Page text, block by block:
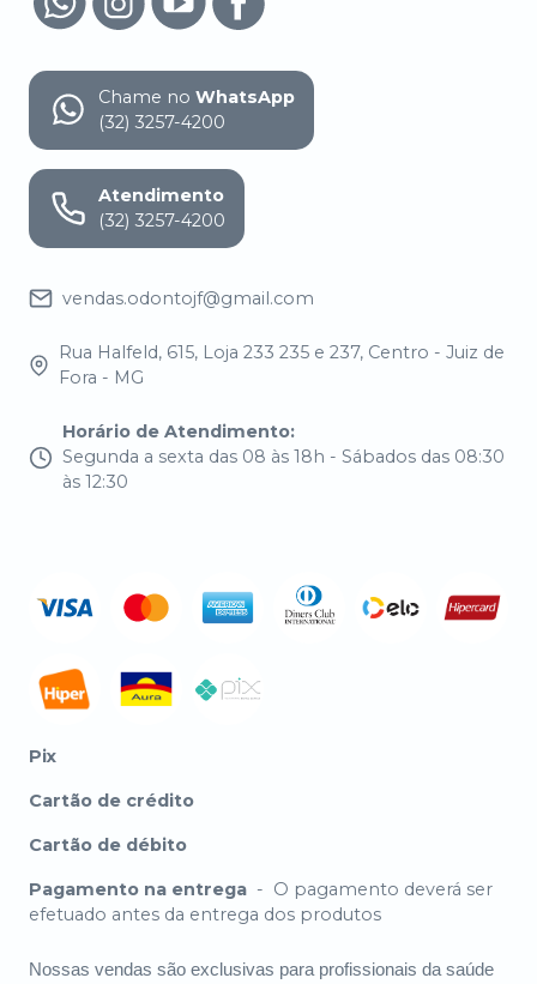
Chame no WhatsApp
(32) 3257-4200
Atendimento
(32) 3257-4200
vendas.odontojf@gmail.com
Rua Halfeld, 615, Loja 233 235 e 237, Centro - Juiz de
Fora - MG
Horário de Atendimento:
Segunda a sexta das 08 às 18h - Sábados das 08:30
às 12:30
Pix
Cartão de crédito
Cartão de débito
Pagamento na entrega - O pagamento deverá ser
efetuado antes da entrega dos produtos
Nossas vendas são exclusivas para profissionais da saúde